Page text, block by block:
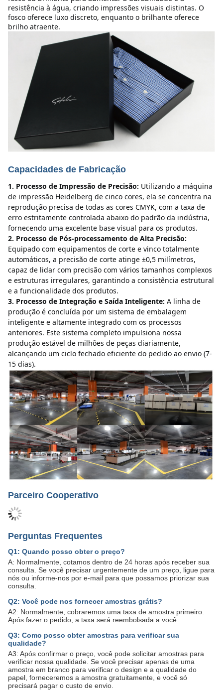
resistência à água, criando impressões visuais distintas. O
fosco oferece luxo discreto, enquanto o brilhante oferece
brilho atraente.
Capacidades de Fabricação
1. Processo de Impressão de Precisão: Utilizando a máquina
de impressão Heidelberg de cinco cores, ela se concentra na
reprodução precisa de todas as cores CMYK, com a taxa de
erro estritamente controlada abaixo do padrão da indústria,
fornecendo uma excelente base visual para os produtos.
2. Processo de Pós-processamento de Alta Precisão:
Equipado com equipamentos de corte e vinco totalmente
automáticos, a precisão de corte atinge ±0,5 milímetros,
capaz de lidar com precisão com vários tamanhos complexos
e estruturas irregulares, garantindo a consistência estrutural
e a funcionalidade dos produtos.
3. Processo de Integração e Saída Inteligente: A linha de
produção é concluída por um sistema de embalagem
inteligente e altamente integrado com os processos
anteriores. Este sistema completo impulsiona nossa
produção estável de milhões de peças diariamente,
alcançando um ciclo fechado eficiente do pedido ao envio (7-
15 dias).
Parceiro Cooperativo
Perguntas Frequentes
Q1: Quando posso obter o preço?
A: Normalmente, cotamos dentro de 24 horas após receber sua
consulta. Se você precisar urgentemente de um preço, ligue para
nós ou informe-nos por e-mail para que possamos priorizar sua
consulta.
Q2: Você pode nos fornecer amostras grátis?
A2: Normalmente, cobraremos uma taxa de amostra primeiro.
Após fazer o pedido, a taxa será reembolsada a você.
Q3: Como posso obter amostras para verificar sua
qualidade?
A3: Após confirmar o preço, você pode solicitar amostras para
verificar nossa qualidade. Se você precisar apenas de uma
amostra em branco para verificar o design e a qualidade do
papel, forneceremos a amostra gratuitamente, e você só
precisará pagar o custo de envio.